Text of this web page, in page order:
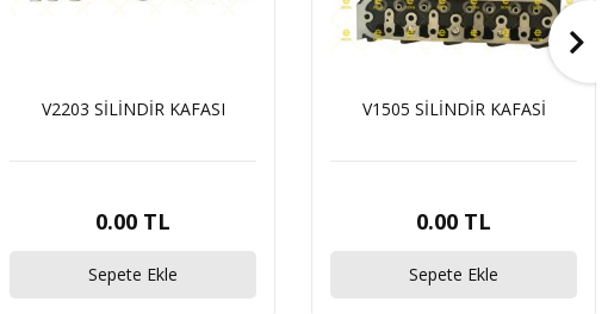
V2203 SİLİNDİR KAFASI
0.00 TL
Sepete Ekle
V1505 SİLİNDİR KAFASİ
0.00 TL
Sepete Ekle